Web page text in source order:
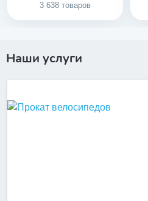
3 638 товаров
Наши услуги